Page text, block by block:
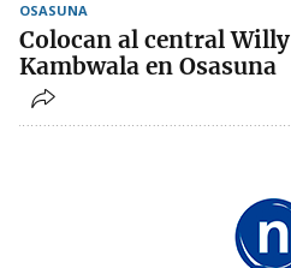
OSASUNA
Colocan al central Willy
Kambwala en Osasuna